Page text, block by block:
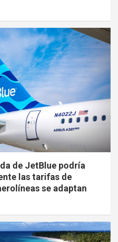
de JetBlue podría
las tarifas de
se adaptan